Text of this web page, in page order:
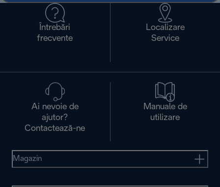
Întrebări
frecvente
Localizare
Service
Ai nevoie de
ajutor?
Contactează-ne
Manuale de
utilizare
Magazin